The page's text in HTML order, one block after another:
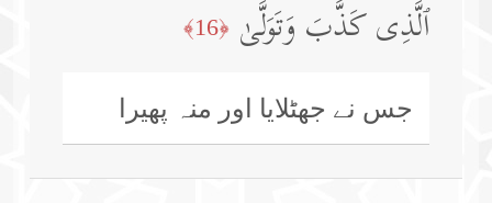
ٱلَّذِی كَذَّبَ وَتَوَلَّىٰ ﴿16﴾
جس نے جھٹلایا اور منہ پھیرا